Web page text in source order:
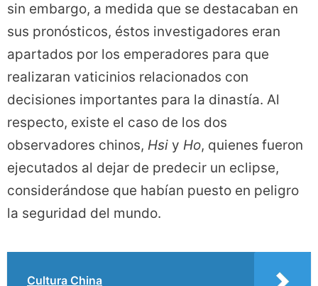
sin embargo, a medida que se destacaban en
sus pronósticos, éstos investigadores eran
apartados por los emperadores para que
realizaran vaticinios relacionados con
decisiones importantes para la dinastía. Al
respecto, existe el caso de los dos
observadores chinos, Hsi y Ho, quienes fueron
ejecutados al dejar de predecir un eclipse,
considerándose que habían puesto en peligro
la seguridad del mundo.
Cultura China